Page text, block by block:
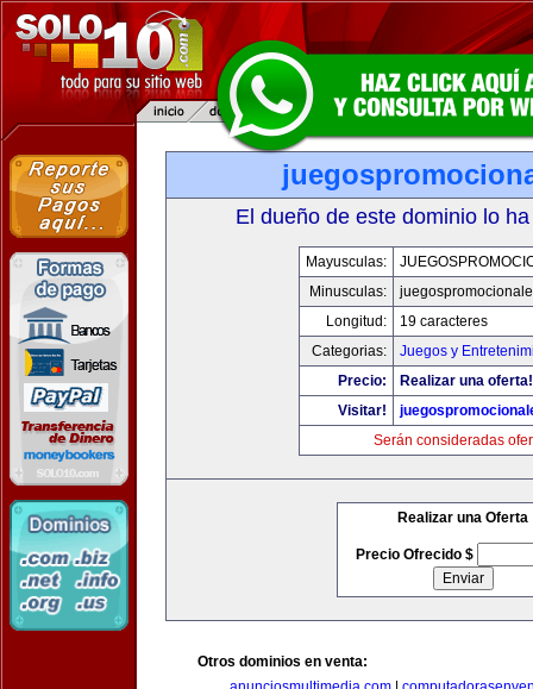
El dueño de este dominio lo
Mayusculas:
Minusculas:
Longitud:
19 caracteres
Categorias:
Juegos y
Precio:
Realizar una oferta!
Visitar!
Serán consideradas
Realizar una Oferta
Precio Ofrecido $
Otros dominios en venta: